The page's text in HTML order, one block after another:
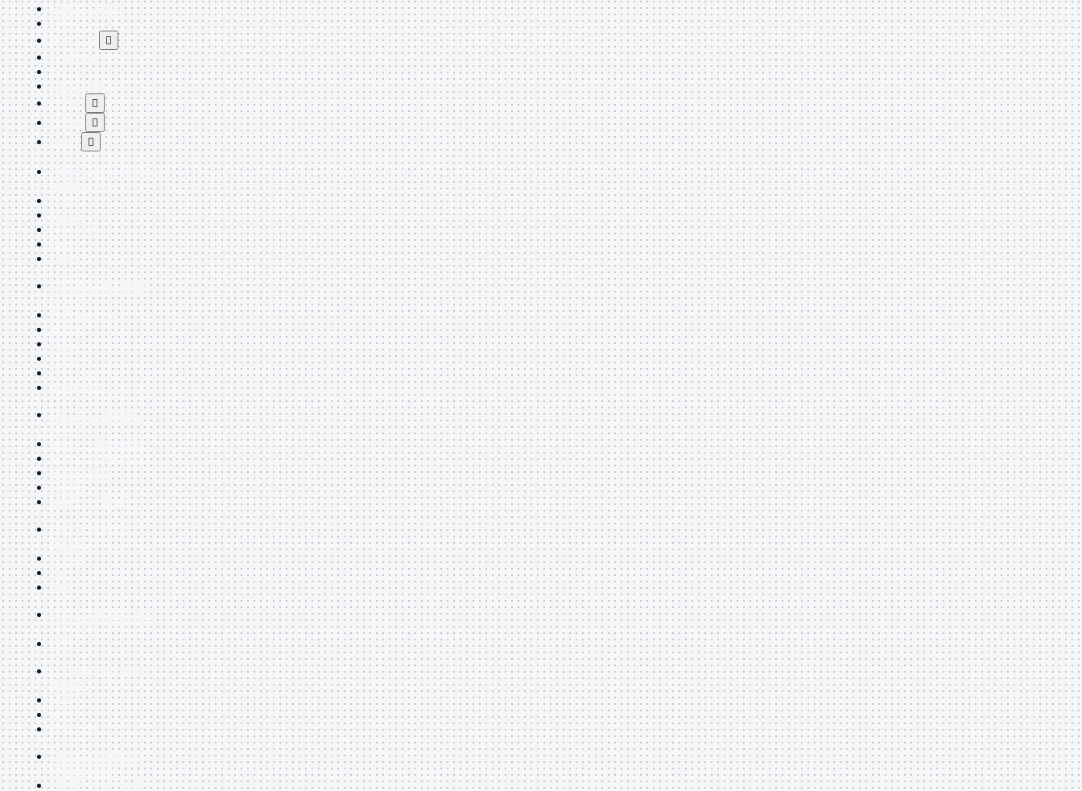
HDMI Switch
KVM
Prolunga

Telefono
TEST
USB Type-C
USB2

USB3 
VGA 
Alimentazione Mostra
tutti i prodotti
220Volt
Molex
Prolunga
Sata
VGA
USB2 Mostra tutti i
prodotti
A/A Maschio
Micro
Mini
OTG
Prolunga
Stampante
VGA Mostra tutti i
prodotti
Maschio-Femmina
Maschio-Maschio
Sdoppiatore
Splitter
VGA to HDMI
Dati Mostra tutti i
prodotti
E-Sata
Sas
Sata
Prolunga Mostra tutti
i prodotti
EPS
USB3 Mostra tutti i
prodotti
Dati
Micro
Prolunga
Adattatore Mostra
tutti i prodotti
CDROM to Hard